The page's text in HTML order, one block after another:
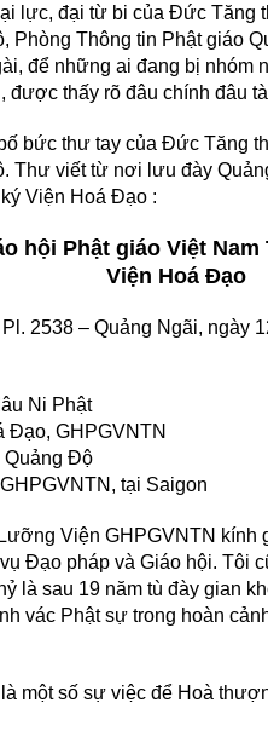
lực, đại từ bi của Đức Tăng
Phòng Thông tin Phật giáo
để những ai đang bị nhóm
được thấy rõ đâu chính đâu
bức thư tay của Đức Tăng
Thư viết từ nơi lưu đày
Viện Hoá Đạo :
hội Phật giáo Việt Nam
Viện Hoá Đạo
Pl. 2538 – Quảng Ngãi, ngày
Ni Phật
Đạo, GHPGVNTN
Quảng Độ
tại Saigon
Viện GHPGVNTN
Đạo pháp và Giáo hội. Tôi
là sau 19 năm tù đày gian
vác Phật sự trong hoàn
một số sự việc để Hoà